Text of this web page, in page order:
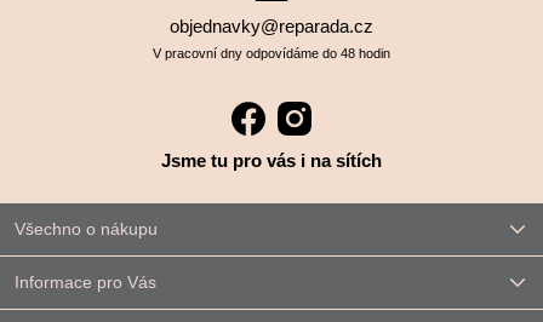
objednavky@reparada.cz
V pracovní dny odpovídáme do 48 hodin
Jsme tu pro vás i na sítích
Všechno o nákupu
Informace pro Vás